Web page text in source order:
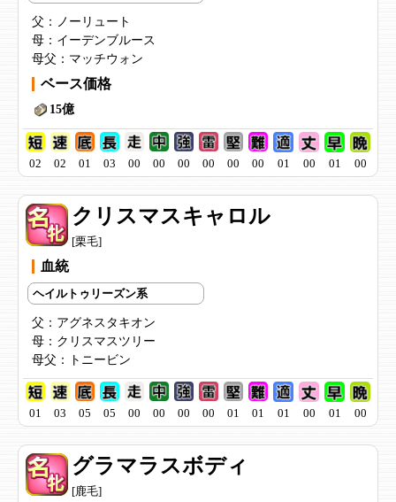
父：
ノーリュート
母： イーデンブルース
母父： マッチウォン
ベース価格
15億
02 02 01 03 00 00 00 00 00 00 01 00 01 00
クリスマスキャロル
[栗毛]
血統
ヘイルトゥリーズン系
父： アグネスタキオン
母： クリスマスツリー
母父：
トニービン
01 03 05 05 00 00 00 00 01 01 01 00 01 00
グラマラスボディ
[鹿毛]